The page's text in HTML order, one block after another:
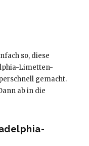
so, diese
Limetten-
gemacht.
ab in die